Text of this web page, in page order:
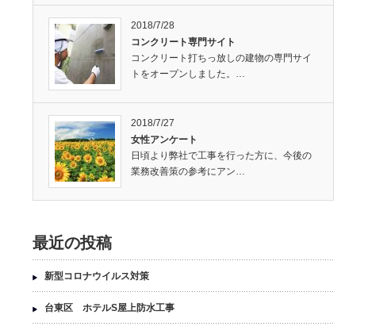
2018/7/28
コンクリート専門サイト
コンクリート打ちっ放しの建物の専門サイ
トをオープンしました。…
2018/7/27
女性アンケート
日頃より弊社で工事を行った方に、今後の
業務改善策の参考にアン…
最近の投稿
新型コロナウイルス対策
台東区 ホテルS屋上防水工事